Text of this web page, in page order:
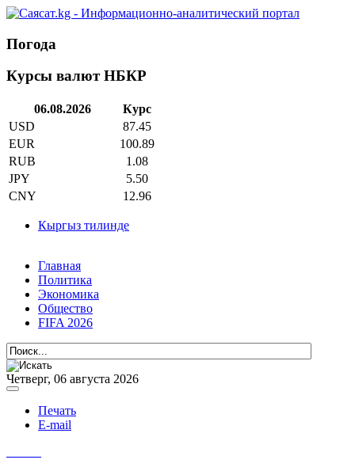
Погода
Курсы валют НБКР
06.08.2026
Курс
USD
87.45
EUR
100.89
RUB
1.08
JPY
5.50
CNY
12.96
Кыргыз тилинде
Главная
Политика
Экономика
Общество
FIFA 2026
Четверг, 06 августа 2026
Печать
E-mail